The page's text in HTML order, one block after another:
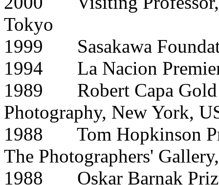
Tokyo
1999 Sasakawa
1994 La Nacion Premier
1989 Robert Capa Gold
Photography, New York,
1988 Tom Hopkinson
The Photographers'
1988 Oskar Barnak